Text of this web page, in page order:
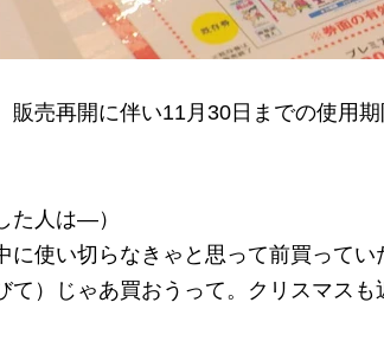
売再開に伴い11月30日までの使用
た人は―）
に使い切らなきゃと思って前買って
て）じゃあ買おうって。クリスマスも